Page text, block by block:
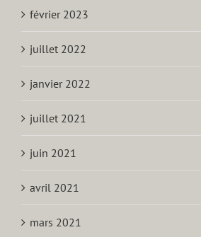
février 2023
juillet 2022
janvier 2022
juillet 2021
juin 2021
avril 2021
mars 2021